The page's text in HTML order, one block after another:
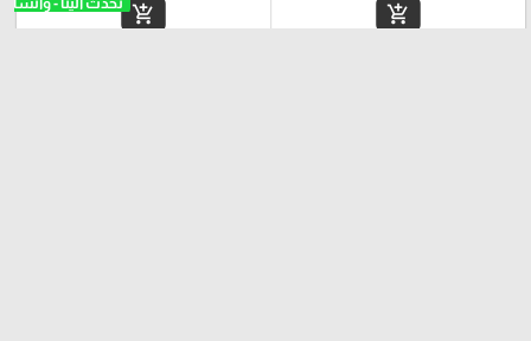
add_shopping_cart
add_shopping_cart